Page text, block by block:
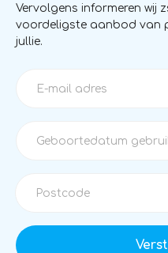
Vervolgens informeren wij
voordeligste aanbod van
jullie.